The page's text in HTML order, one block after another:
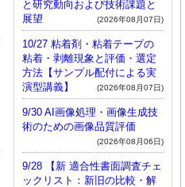
と研究動向および技術課題と
展望
(2026年08月07日)
10/27 粘着剤・粘着テープの
粘着・剥離現象と評価・選定
方法【サンプル配付による実
演型講義】
(2026年08月07日)
9/30 AI画像処理・画像生成技
術のための画像品質評価
(2026年08月06日)
9/28 【新 適合性書面調査チェ
ックリスト：新旧の比較・解